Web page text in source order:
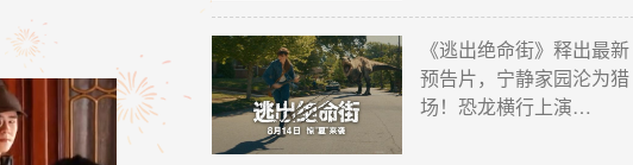
《逃出绝命街》释出最新
预告片，宁静家园沦为猎
场！恐龙横行上演…